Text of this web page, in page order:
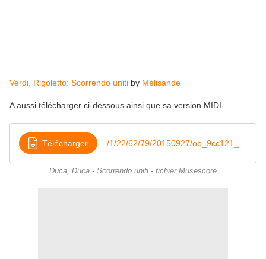
Verdi, Rigoletto: Scorrendo uniti by Mélisande
A aussi télécharger ci-dessous ainsi que sa version MIDI
Télécharger
Duca, Duca - Scorrendo uniti - fichier Musescore